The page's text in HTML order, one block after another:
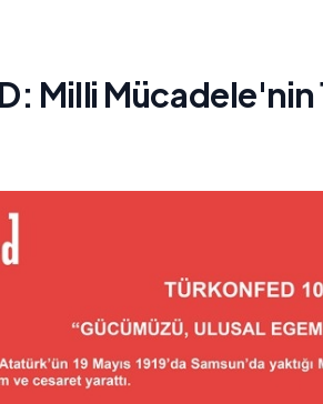
Milli Mücadele'nin